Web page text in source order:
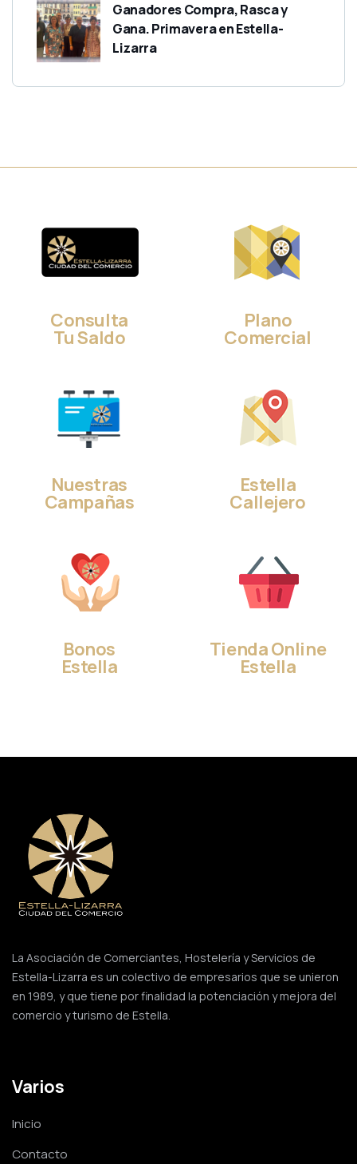
Ganadores Compra, Rasca y
Gana. Primavera en Estella-
Lizarra
Consulta
Tu Saldo
Plano
Comercial
Nuestras
Campañas
Estella
Callejero
Bonos
Estella
Tienda Online
Estella
La Asociación de Comerciantes, Hostelería y Servicios de
Estella-Lizarra es un colectivo de empresarios que se unieron
en 1989, y que tiene por finalidad la potenciación y mejora del
comercio y turismo de Estella.
Varios
Inicio
Contacto